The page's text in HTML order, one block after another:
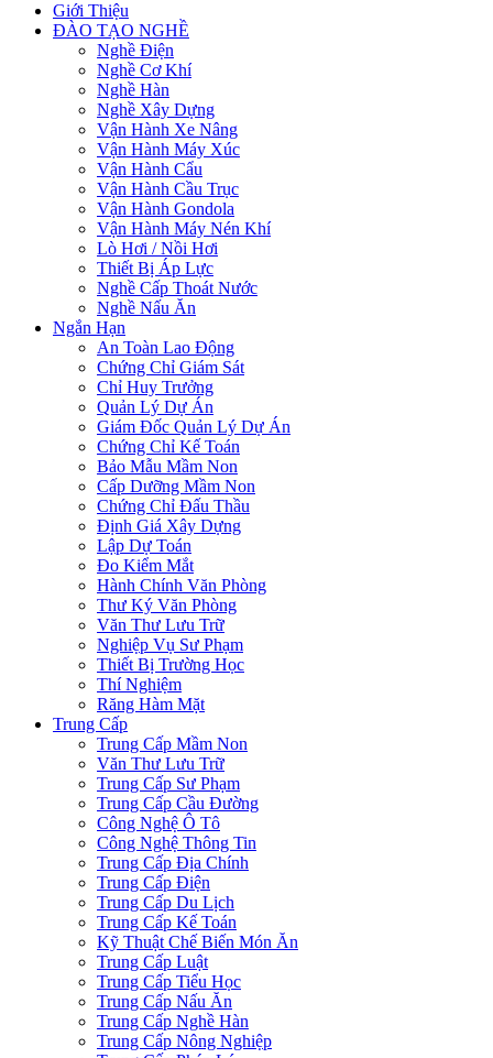
Giới Thiệu
ĐÀO TẠO NGHỀ
Nghề Điện
Nghề Cơ Khí
Nghề Hàn
Nghề Xây Dựng
Vận Hành Xe Nâng
Vận Hành Máy Xúc
Vận Hành Cẩu
Vận Hành Cầu Trục
Vận Hành Gondola
Vận Hành Máy Nén Khí
Lò Hơi / Nồi Hơi
Thiết Bị Áp Lực
Nghề Cấp Thoát Nước
Nghề Nấu Ăn
Ngắn Hạn
An Toàn Lao Động
Chứng Chỉ Giám Sát
Chỉ Huy Trưởng
Quản Lý Dự Án
Giám Đốc Quản Lý Dự Án
Chứng Chỉ Kế Toán
Bảo Mẫu Mầm Non
Cấp Dưỡng Mầm Non
Chứng Chỉ Đấu Thầu
Định Giá Xây Dựng
Lập Dự Toán
Đo Kiểm Mắt
Hành Chính Văn Phòng
Thư Ký Văn Phòng
Văn Thư Lưu Trữ
Nghiệp Vụ Sư Phạm
Thiết Bị Trường Học
Thí Nghiệm
Răng Hàm Mặt
Trung Cấp
Trung Cấp Mầm Non
Văn Thư Lưu Trữ
Trung Cấp Sư Phạm
Trung Cấp Cầu Đường
Công Nghệ Ô Tô
Công Nghệ Thông Tin
Trung Cấp Địa Chính
Trung Cấp Điện
Trung Cấp Du Lịch
Trung Cấp Kế Toán
Kỹ Thuật Chế Biến Món Ăn
Trung Cấp Luật
Trung Cấp Tiểu Học
Trung Cấp Nấu Ăn
Trung Cấp Nghề Hàn
Trung Cấp Nông Nghiệp